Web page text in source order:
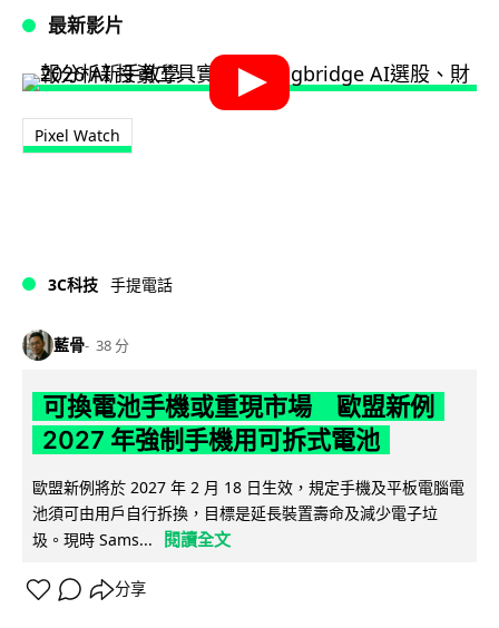
最新影片
Pixel Watch
3C科技 手提電話
藍骨 38 分
可換電池手機或重現市場 歐盟新例
2027 年強制手機用可拆式電池
歐盟新例將於 2027 年 2 月 18 日生效，規定手機及平板電腦電
池須可由用戶自行拆換，目標是延長裝置壽命及減少電子垃
圾。現時 Sams...
閱讀全文
分享